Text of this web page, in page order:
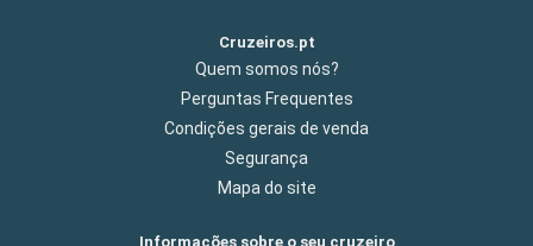
Cruzeiros.pt
Quem somos nós?
Perguntas Frequentes
Condições gerais de venda
Segurança
Mapa do site
Informações sobre o seu cruzeiro